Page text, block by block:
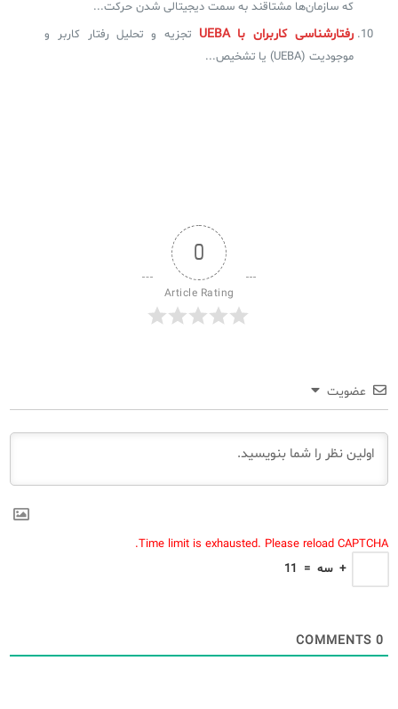
که سازمان‌ها مشتاقند به سمت دیجیتالی شدن حرکت...
رفتارشناسی کاربران با UEBA
تجزیه و تحلیل رفتار کاربر و
موجودیت (UEBA) یا تشخیص...
0
Article Rating
عضویت
Time limit is exhausted. Please reload CAPTCHA.
+ سه =
11
0